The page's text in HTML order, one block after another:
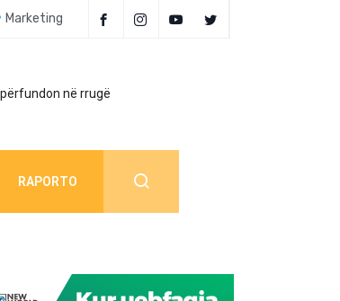
Marketing
në rrugë
RAPORTO